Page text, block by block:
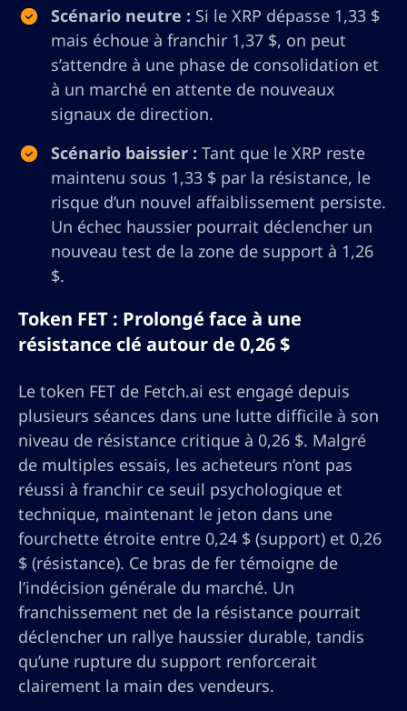
Scénario neutre : Si le XRP dépasse 1,33 $
mais échoue à franchir 1,37 $, on peut
s’attendre à une phase de consolidation et
à un marché en attente de nouveaux
signaux de direction.
Scénario baissier : Tant que le XRP reste
maintenu sous 1,33 $ par la résistance, le
risque d’un nouvel affaiblissement persiste.
Un échec haussier pourrait déclencher un
nouveau test de la zone de support à 1,26
$.
Token FET : Prolongé face à une
résistance clé autour de 0,26 $
Le token FET de Fetch.ai est engagé depuis
plusieurs séances dans une lutte difficile à son
niveau de résistance critique à 0,26 $. Malgré
de multiples essais, les acheteurs n’ont pas
réussi à franchir ce seuil psychologique et
technique, maintenant le jeton dans une
fourchette étroite entre 0,24 $ (support) et 0,26
$ (résistance). Ce bras de fer témoigne de
l’indécision générale du marché. Un
franchissement net de la résistance pourrait
déclencher un rallye haussier durable, tandis
qu’une rupture du support renforcerait
clairement la main des vendeurs.